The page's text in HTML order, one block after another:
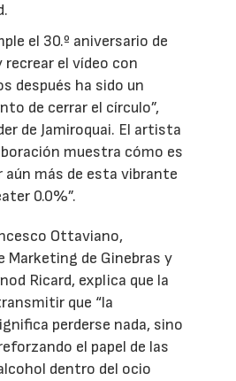
el 30.º aniversario de
el vídeo con
después ha sido un
de cerrar el círculo”,
de Jamiroquai. El artista
muestra cómo es
aún más de esta vibrante
0.0%”.
Ottaviano,
Marketing de Ginebras y
Ricard, explica que la
que “la
perderse nada, sino
el papel de las
dentro del ocio